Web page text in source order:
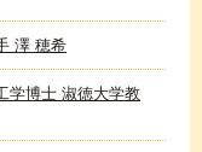
澤 穂希
学博士 淑徳大学教